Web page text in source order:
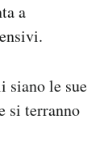
a
siano le sue
si terranno